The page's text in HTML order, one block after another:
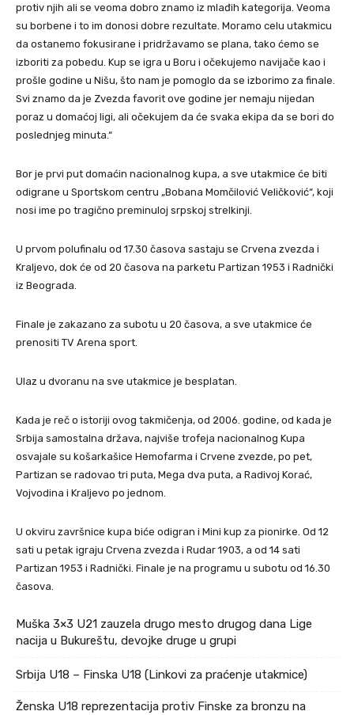
protiv njih ali se veoma dobro znamo iz mlađih kategorija. Veoma
su borbene i to im donosi dobre rezultate. Moramo celu utakmicu
da ostanemo fokusirane i pridržavamo se plana, tako ćemo se
izboriti za pobedu. Kup se igra u Boru i očekujemo navijače kao i
prošle godine u Nišu, što nam je pomoglo da se izborimo za finale.
Svi znamo da je Zvezda favorit ove godine jer nemaju nijedan
poraz u domaćoj ligi, ali očekujem da će svaka ekipa da se bori do
poslednjeg minuta.“
Bor je prvi put domaćin nacionalnog kupa, a sve utakmice će biti
odigrane u Sportskom centru „Bobana Momčilović Veličković“, koji
nosi ime po tragično preminuloj srpskoj strelkinji.
U prvom polufinalu od 17.30 časova sastaju se Crvena zvezda i
Kraljevo, dok će od 20 časova na parketu Partizan 1953 i Radnički
iz Beograda.
Finale je zakazano za subotu u 20 časova, a sve utakmice će
prenositi TV Arena sport.
Ulaz u dvoranu na sve utakmice je besplatan.
Kada je reč o istoriji ovog takmičenja, od 2006. godine, od kada je
Srbija samostalna država, najviše trofeja nacionalnog Kupa
osvajale su košarkašice Hemofarma i Crvene zvezde, po pet,
Partizan se radovao tri puta, Mega dva puta, a Radivoj Korać,
Vojvodina i Kraljevo po jednom.
U okviru završnice kupa biće odigran i Mini kup za pionirke. Od 12
sati u petak igraju Crvena zvezda i Rudar 1903, a od 14 sati
Partizan 1953 i Radnički. Finale je na programu u subotu od 16.30
časova.
Muška 3×3 U21 zauzela drugo mesto drugog dana Lige
nacija u Bukureštu, devojke druge u grupi
Srbija U18 – Finska U18 (Linkovi za praćenje utakmice)
Ženska U18 reprezentacija protiv Finske za bronzu na